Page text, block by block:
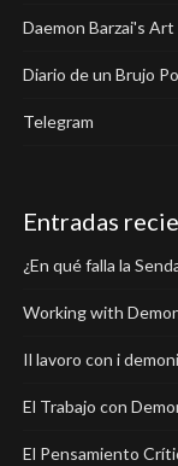
Daemon Barzai's Art
Diario de un Brujo
Telegram
Entradas
¿En qué falla la
Working with
Il lavoro con i demoni
El Trabajo con
El Pensamiento